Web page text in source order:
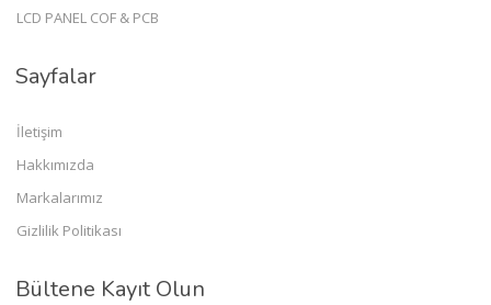
LCD PANEL COF & PCB
Sayfalar
İletişim
Hakkımızda
Markalarımız
Gizlilik Politikası
Bültene Kayıt Olun